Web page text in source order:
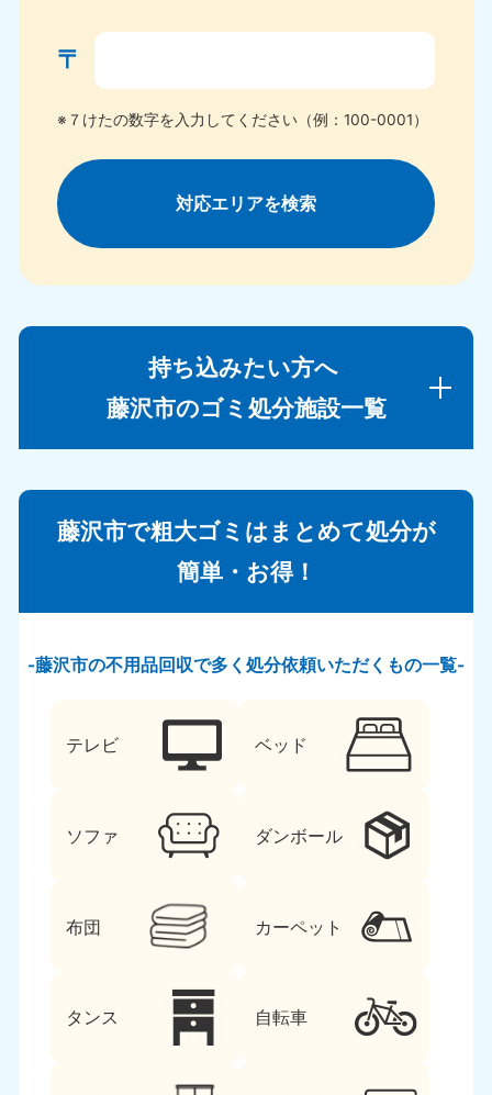
〒
※７けたの数字を入力してください（例：100-0001）
対応エリアを検索
持ち込みたい方へ
藤沢市のゴミ処分施設一覧
藤沢市で粗大ゴミはまとめて処分が
簡単・お得！
藤沢市の不用品回収で多く処分依頼いただくもの一覧
テレビ ベッド
ソファ ダンボール
布団 カーペット
タンス 自転車